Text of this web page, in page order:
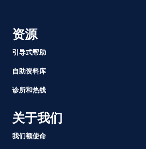
资源
引导式帮助
自助资料库
诊所和热线
关于我们
我们额使命